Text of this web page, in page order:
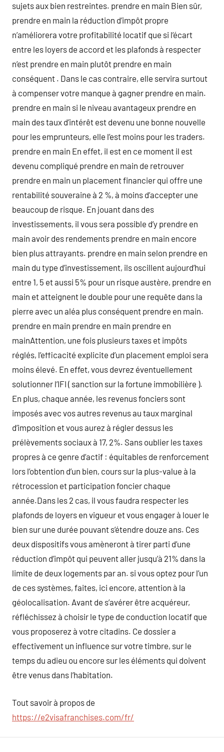
sujets aux bien restreintes. prendre en main Bien sûr,
prendre en main la réduction d’impôt propre
n’améliorera votre profitabilité locatif que si l’écart
entre les loyers de accord et les plafonds à respecter
n’est prendre en main plutôt prendre en main
conséquent . Dans le cas contraire, elle servira surtout
à compenser votre manque à gagner prendre en main.
prendre en main si le niveau avantageux prendre en
main des taux d’intérêt est devenu une bonne nouvelle
pour les emprunteurs, elle l’est moins pour les traders.
prendre en main En effet, il est en ce moment il est
devenu compliqué prendre en main de retrouver
prendre en main un placement financier qui offre une
rentabilité souveraine à 2 %, à moins d’accepter une
beaucoup de risque. En jouant dans des
investissements, il vous sera possible d’y prendre en
main avoir des rendements prendre en main encore
bien plus attrayants. prendre en main selon prendre en
main du type d’investissement, ils oscillent aujourd’hui
entre 1, 5 et aussi 5% pour un risque austère, prendre en
main et atteignent le double pour une requête dans la
pierre avec un aléa plus conséquent prendre en main.
prendre en main prendre en main prendre en
mainAttention, une fois plusieurs taxes et impôts
réglés, l’efficacité explicite d’un placement emploi sera
moins élevé. En effet, vous devrez éventuellement
solutionner l’IFI ( sanction sur la fortune immobilière ).
En plus, chaque année, les revenus fonciers sont
imposés avec vos autres revenus au taux marginal
d’imposition et vous aurez à régler dessus les
prélèvements sociaux à 17, 2%. Sans oublier les taxes
propres à ce genre d’actif : équitables de renforcement
lors l’obtention d’un bien, cours sur la plus-value à la
rétrocession et participation foncier chaque
année.Dans les 2 cas, il vous faudra respecter les
plafonds de loyers en vigueur et vous engager à louer le
bien sur une durée pouvant s’étendre douze ans. Ces
deux dispositifs vous amèneront à tirer parti d’une
réduction d’impôt qui peuvent aller jusqu’à 21% dans la
limite de deux logements par an. si vous optez pour l’un
de ces systèmes, faites, ici encore, attention à la
géolocalisation. Avant de s’avérer être acquéreur,
réfléchissez à choisir le type de conduction locatif que
vous proposerez à votre citadins. Ce dossier a
effectivement un influence sur votre timbre, sur le
temps du adieu ou encore sur les éléments qui doivent
être venus dans l’habitation.
Tout savoir à propos de
https://e2visafranchises.com/fr/